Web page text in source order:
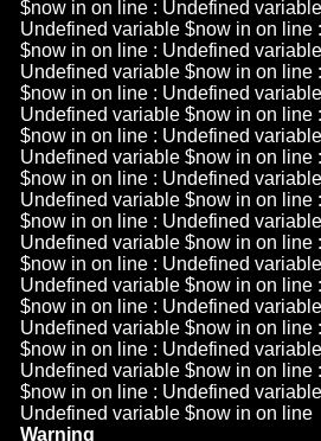
$now inon line : Undefined
Undefined variable $now inon line
$now inon line : Undefined
Undefined variable $now inon line
$now inon line : Undefined
Undefined variable $now inon line
$now inon line : Undefined
Undefined variable $now inon line
$now inon line : Undefined
Undefined variable $now inon line
$now inon line : Undefined
Undefined variable $now inon line
$now inon line : Undefined
Undefined variable $now inon line
$now inon line : Undefined
Undefined variable $now inon line
$now inon line : Undefined
Undefined variable $now inon line
$now inon line : Undefined
Undefined variable $now inon line
Warning